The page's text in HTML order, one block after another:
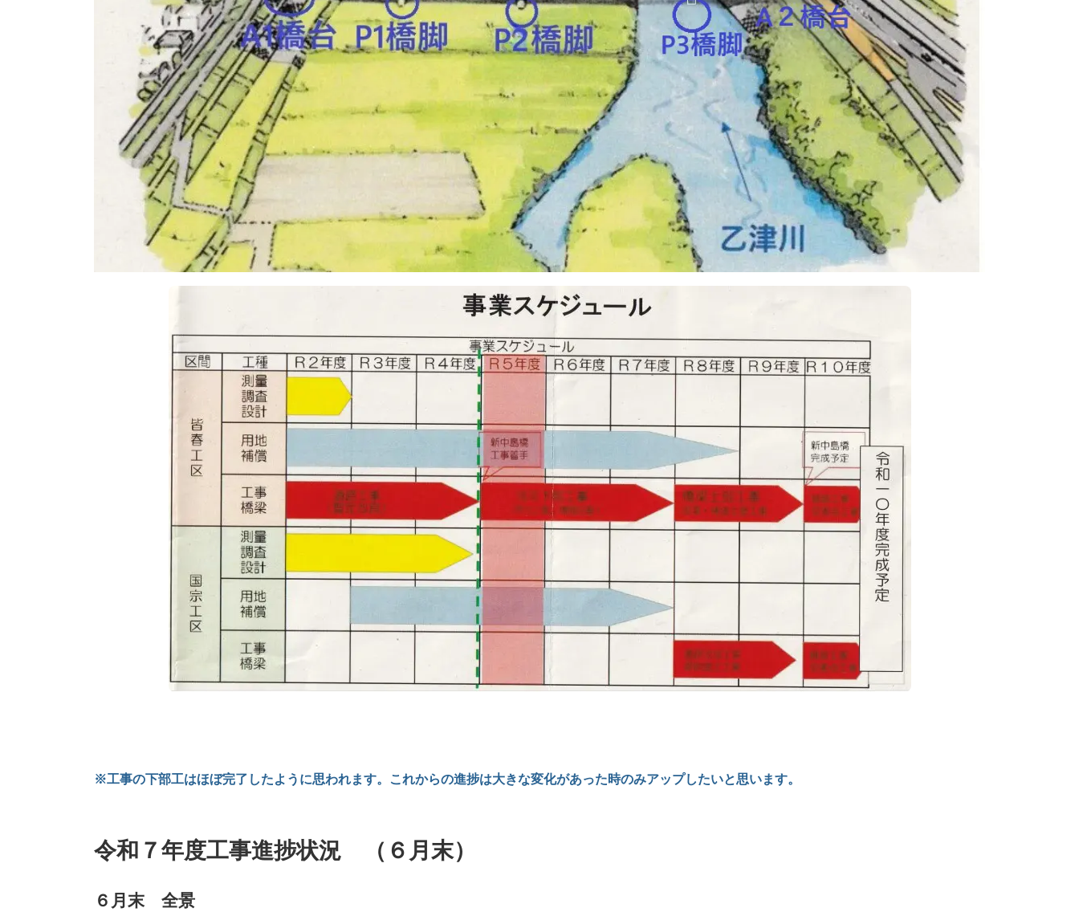
※工事の下部工はほぼ完了したように思われます。これからの進捗は大きな変化があった時のみアップしたいと思います。
令和７年度工事進捗状況 （６月末）
６月末 全景